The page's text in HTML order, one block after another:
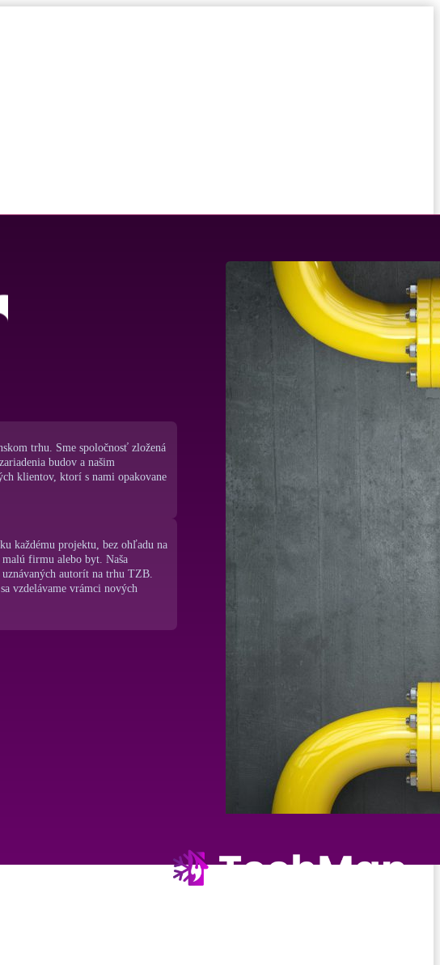
trhu. Sme spoločnosť zložená
budov a našim
klientov, ktorí s nami opakovane
každému projektu, bez ohľadu na
firmu alebo byt. Naša
autorít na trhu TZB.
vzdelávame vrámci nových